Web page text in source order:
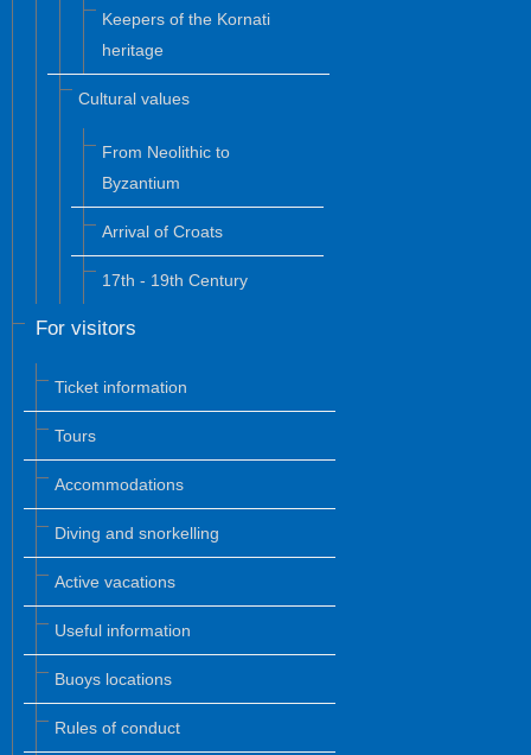
Keepers of the Kornati
heritage
Cultural values
From Neolithic to
Byzantium
Arrival of Croats
17th - 19th Century
For visitors
Ticket information
Tours
Accommodations
Diving and snorkelling
Active vacations
Useful information
Buoys locations
Rules of conduct